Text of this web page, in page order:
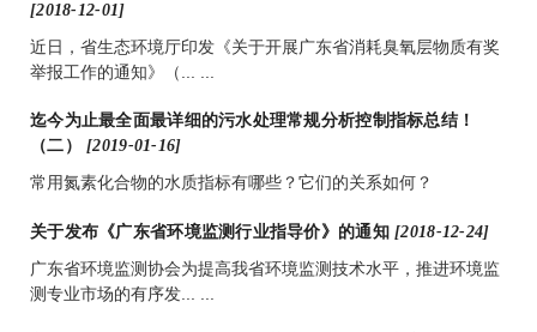
[2018-12-01]
近日，省生态环境厅印发《关于开展广东省消耗臭氧层物质有奖
举报工作的通知》（... ...
迄今为止最全面最详细的污水处理常规分析控制指标总结！
（二）[2019-01-16]
常用氮素化合物的水质指标有哪些？它们的关系如何？
关于发布《广东省环境监测行业指导价》的通知[2018-12-24]
广东省环境监测协会为提高我省环境监测技术水平，推进环境监
测专业市场的有序发... ...